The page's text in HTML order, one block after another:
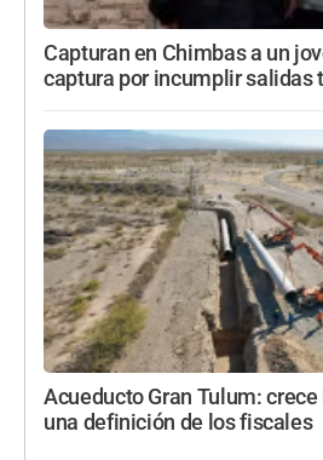
Capturan en Chimbas a un
captura por incumplir salidas
Acueducto Gran Tulum:
una definición de los fiscales